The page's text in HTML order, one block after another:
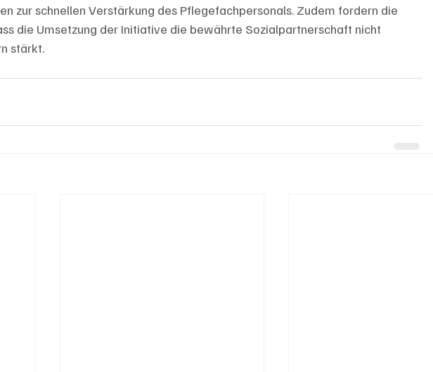
zur schnellen Verstärkung des Pflegefachpersonals. Zudem fordern die
die Umsetzung der Initiative die bewährte Sozialpartnerschaft nicht
stärkt.